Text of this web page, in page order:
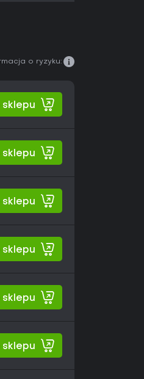
o ryzyku:
sklepu
sklepu
sklepu
sklepu
sklepu
sklepu